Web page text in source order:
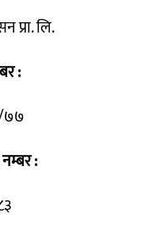
प्रा. लि.
:
७७
: